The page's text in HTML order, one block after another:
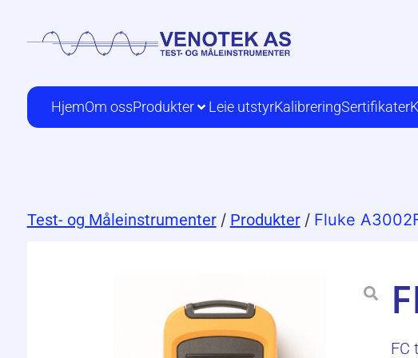
HjemOm ossProdukter Leie utstyrKalibreringSertifikater
Test- og Måleinstrumenter / Produkter / Fluke
FC